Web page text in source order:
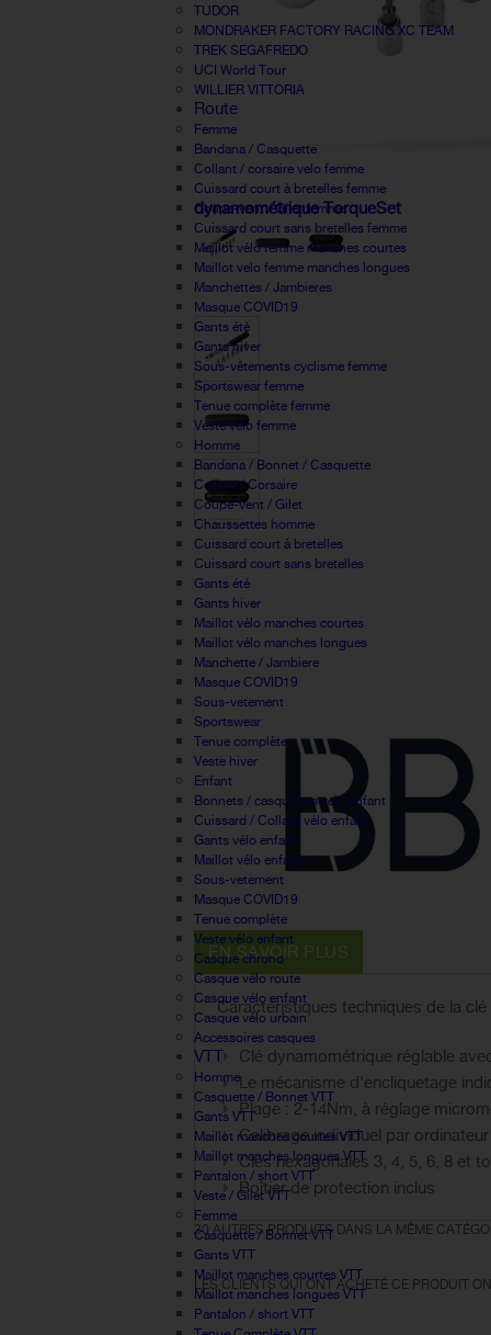
TUDOR
MONDRAKER FACTORY RACING XC TEAM
TREK SEGAFREDO
UCI World Tour
WILLIER VITTORIA
Route
Femme
Bandana / Casquette
Collant / corsaire velo femme
Cuissard court à bretelles femme
Coupe-vent / Gilet femme
Cuissard court sans bretelles femme
Maillot vélo femme manches courtes
Maillot velo femme manches longues
Manchettes / Jambieres
Masque COVID19
Gants été
Gants hiver
Sous-vêtements cyclisme femme
Sportswear femme
Tenue complète femme
Veste vélo femme
Homme
Bandana / Bonnet / Casquette
Collant / Corsaire
Coupe-vent / Gilet
Chaussettes homme
Cuissard court à bretelles
Cuissard court sans bretelles
Gants été
Gants hiver
Maillot vélo manches courtes
Maillot vélo manches longues
Manchette / Jambiere
Masque COVID19
Sous-vetement
Sportswear
Tenue complète
Veste hiver
Enfant
Bonnets / casquettes velo enfant
Cuissard / Collant vélo enfant
Gants vélo enfant
Maillot vélo enfant
Sous-vetement
Masque COVID19
Tenue complète
Veste vélo enfant
Casque chrono
Casque vélo route
Casque vélo enfant
Casque vélo urbain
Accessoires casques
VTT
Homme
Casquette / Bonnet VTT
Gants VTT
Maillot manches courtes VTT
Maillot manches longues VTT
Pantalon / short VTT
Veste / Gilet VTT
Femme
Casquette / Bonnet VTT
Gants VTT
Maillot manches courtes VTT
Maillot manches longues VTT
Pantalon / short VTT
dynamométrique TorqueSet
EN SAVOIR PLUS
Caractéristiques techniques de la
Clé dynamométrique réglable
Le mécanisme d'encliquetage
Plage : 2-14Nm, à réglage
Calibrage individuel par ordinateur
Clés hexagonales 3, 4, 5, 6, 8 et
Boîtier de protection inclus
30 AUTRES PRODUITS DANS LA MÊME
LES CLIENTS QUI ONT ACHETÉ CE PRODUIT